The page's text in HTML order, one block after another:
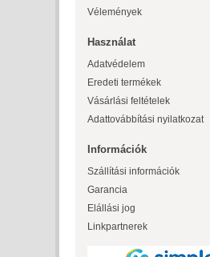
Vélemények
Használat
Adatvédelem
Eredeti termékek
Vásárlási feltételek
Adattovábbítási nyilatkozat
Információk
Szállítási információk
Garancia
Elállási jog
Linkpartnerek